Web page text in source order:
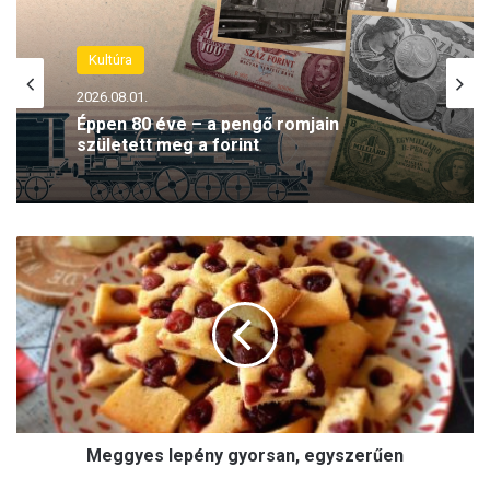
Kultúra
2026.08.01.
Éppen 80 éve – a pengő romjain
született meg a forint
M
e
g
g
y
e
s
l
e
Meggyes lepény gyorsan, egyszerűen